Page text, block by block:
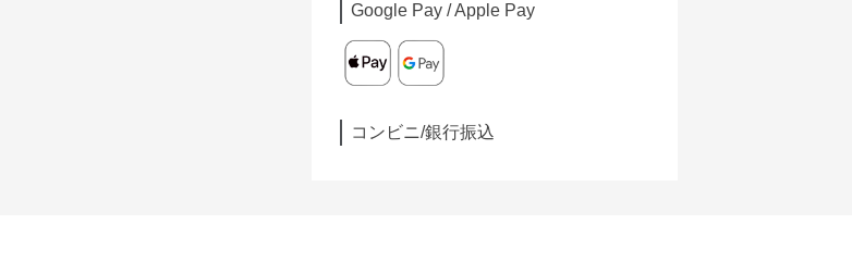
Google Pay / Apple Pay
コンビニ/銀行振込